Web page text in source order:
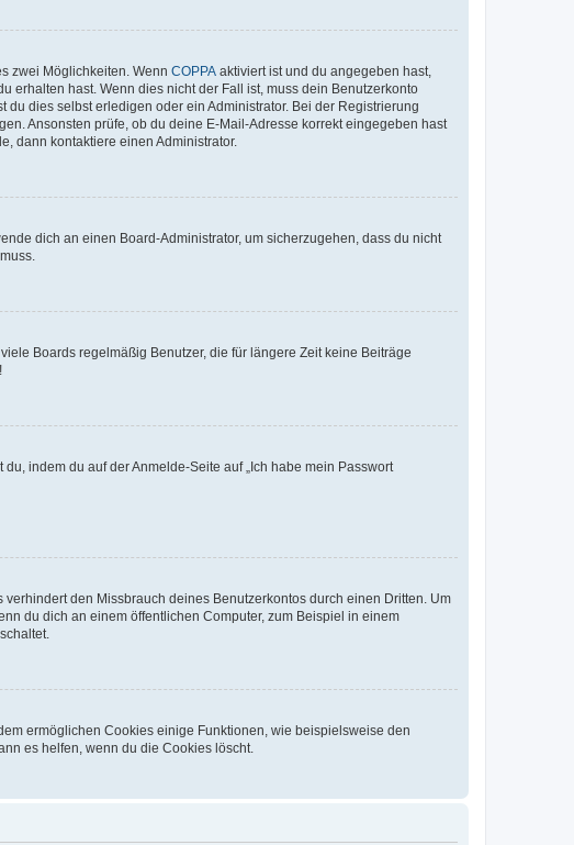
zwei Möglichkeiten. Wenn COPPA aktiviert ist und du angegeben hast,
erhalten hast. Wenn dies nicht der Fall ist, muss dein Benutzerkonto
dies selbst erledigen oder ein Administrator. Bei der Registrierung
Ansonsten prüfe, ob du deine E-Mail-Adresse korrekt eingegeben hast
dann kontaktiere einen Administrator.
dich an einen Board-Administrator, um sicherzugehen, dass du nicht
Boards regelmäßig Benutzer, die für längere Zeit keine Beiträge
indem du auf der Anmelde-Seite auf „Ich habe mein Passwort
den Missbrauch deines Benutzerkontos durch einen Dritten. Um
du dich an einem öffentlichen Computer, zum Beispiel in einem
ermöglichen Cookies einige Funktionen, wie beispielsweise den
es helfen, wenn du die Cookies löscht.